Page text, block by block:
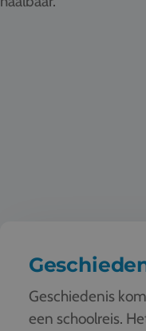
Geschiedenis
een schoolreis.